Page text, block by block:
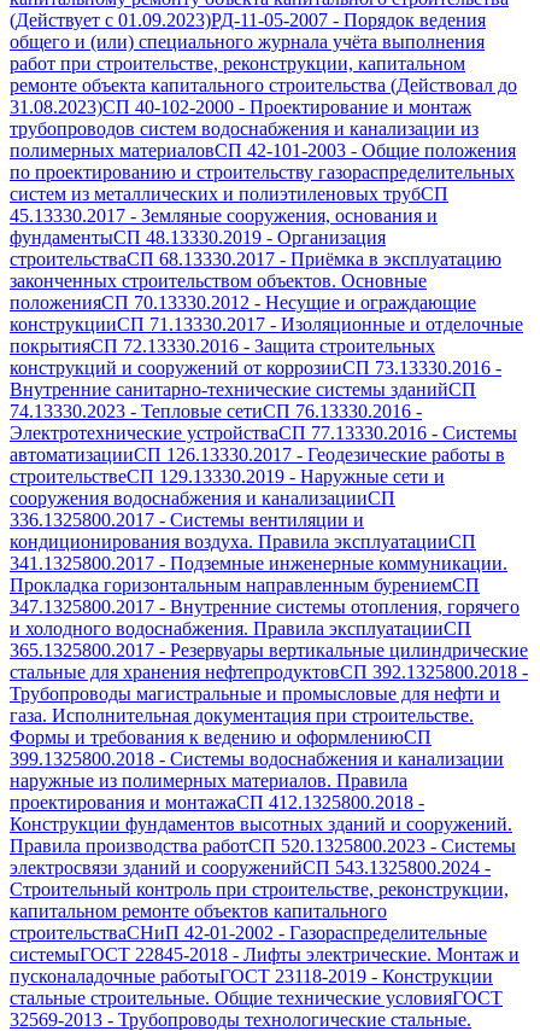
(Действует с 01.09.2023)РД-11-05-2007 - Порядок ведения
общего и (или) специального журнала учёта выполнения
работ при строительстве, реконструкции, капитальном
ремонте объекта капитального строительства (Действовал до
31.08.2023)СП 40-102-2000 - Проектирование и монтаж
трубопроводов систем водоснабжения и канализации из
полимерных материаловСП 42-101-2003 - Общие положения
по проектированию и строительству газораспределительных
систем из металлических и полиэтиленовых трубСП
45.13330.2017 - Земляные сооружения, основания и
фундаментыСП 48.13330.2019 - Организация
строительстваСП 68.13330.2017 - Приёмка в эксплуатацию
законченных строительством объектов. Основные
положенияСП 70.13330.2012 - Несущие и ограждающие
конструкцииСП 71.13330.2017 - Изоляционные и отделочные
покрытияСП 72.13330.2016 - Защита строительных
конструкций и сооружений от коррозииСП 73.13330.2016 -
Внутренние санитарно-технические системы зданийСП
74.13330.2023 - Тепловые сетиСП 76.13330.2016 -
Электротехнические устройстваСП 77.13330.2016 - Системы
автоматизацииСП 126.13330.2017 - Геодезические работы в
строительствеСП 129.13330.2019 - Наружные сети и
сооружения водоснабжения и канализацииСП
336.1325800.2017 - Системы вентиляции и
кондиционирования воздуха. Правила эксплуатацииСП
341.1325800.2017 - Подземные инженерные коммуникации.
Прокладка горизонтальным направленным бурениемСП
347.1325800.2017 - Внутренние системы отопления, горячего
и холодного водоснабжения. Правила эксплуатацииСП
365.1325800.2017 - Резервуары вертикальные цилиндрические
стальные для хранения нефтепродуктовСП 392.1325800.2018 -
Трубопроводы магистральные и промысловые для нефти и
газа. Исполнительная документация при строительстве.
Формы и требования к ведению и оформлениюСП
399.1325800.2018 - Системы водоснабжения и канализации
наружные из полимерных материалов. Правила
проектирования и монтажаСП 412.1325800.2018 -
Конструкции фундаментов высотных зданий и сооружений.
Правила производства работСП 520.1325800.2023 - Системы
электросвязи зданий и сооруженийСП 543.1325800.2024 -
Строительный контроль при строительстве, реконструкции,
капитальном ремонте объектов капитального
строительстваСНиП 42-01-2002 - Газораспределительные
системыГОСТ 22845-2018 - Лифты электрические. Монтаж и
пусконаладочные работыГОСТ 23118-2019 - Конструкции
стальные строительные. Общие технические условияГОСТ
32569-2013 - Трубопроводы технологические стальные.